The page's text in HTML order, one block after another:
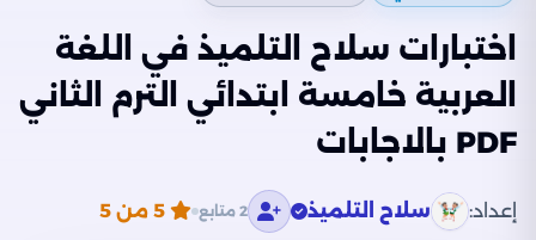
اختبارات سلاح التلميذ في اللغة
العربية خامسة ابتدائي الترم الثاني
PDF بالاجابات
إعداد: سلاح التلميذ 2 متابع 5 من 5